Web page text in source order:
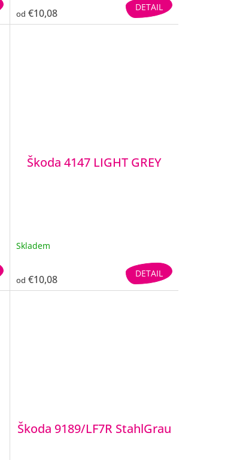
od €10,08 DETAIL
Škoda 4147 LIGHT GREY
Skladem
od €10,08 DETAIL
Škoda 9189/LF7R StahlGrau